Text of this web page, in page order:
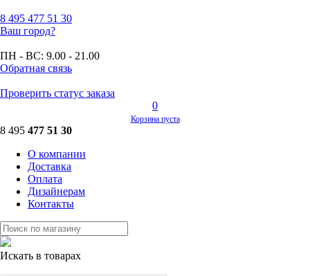
8 495 477 51 30
Ваш город?
ПН - ВС: 9.00 - 21.00
Обратная связь
Проверить статус заказа
0
Корзина пуста
8 495 477 51 30
О компании
Доставка
Оплата
Дизайнерам
Контакты
Искать в товарах